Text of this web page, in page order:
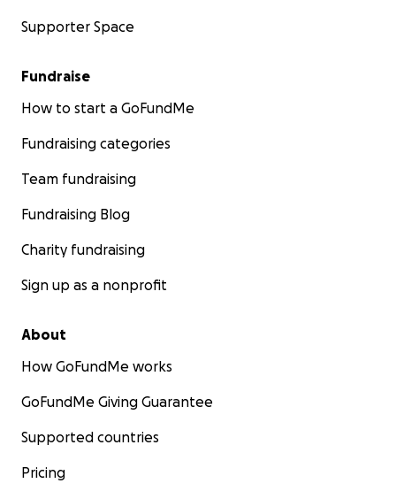
Supporter Space
Fundraise
How to start a GoFundMe
Fundraising categories
Team fundraising
Fundraising Blog
Charity fundraising
Sign up as a nonprofit
About
How GoFundMe works
GoFundMe Giving Guarantee
Supported countries
Pricing